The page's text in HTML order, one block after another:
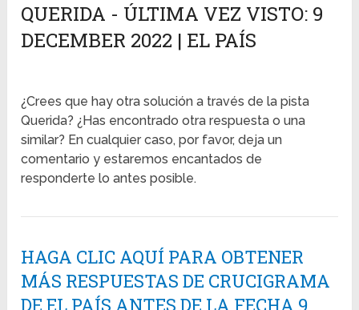
QUERIDA - ÚLTIMA VEZ VISTO: 9
DECEMBER 2022 | EL PAÍS
¿Crees que hay otra solución a través de la pista
Querida? ¿Has encontrado otra respuesta o una
similar? En cualquier caso, por favor, deja un
comentario y estaremos encantados de
responderte lo antes posible.
HAGA CLIC AQUÍ PARA OBTENER
MÁS RESPUESTAS DE CRUCIGRAMA
DE EL PAÍS ANTES DE LA FECHA 9